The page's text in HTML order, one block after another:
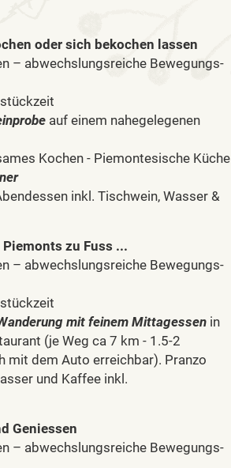
oder sich bekochen lassen
– abwechslungsreiche Bewegungs-
auf einem nahegelegenen
Kochen - Piemontesische Küche
inkl. Tischwein, Wasser &
zu Fuss ...
– abwechslungsreiche Bewegungs-
mit feinem Mittagessen in
(je Weg ca 7 km - 1.5-2
mit dem Auto erreichbar). Pranzo
und Kaffee inkl.
Geniessen
– abwechslungsreiche Bewegungs-